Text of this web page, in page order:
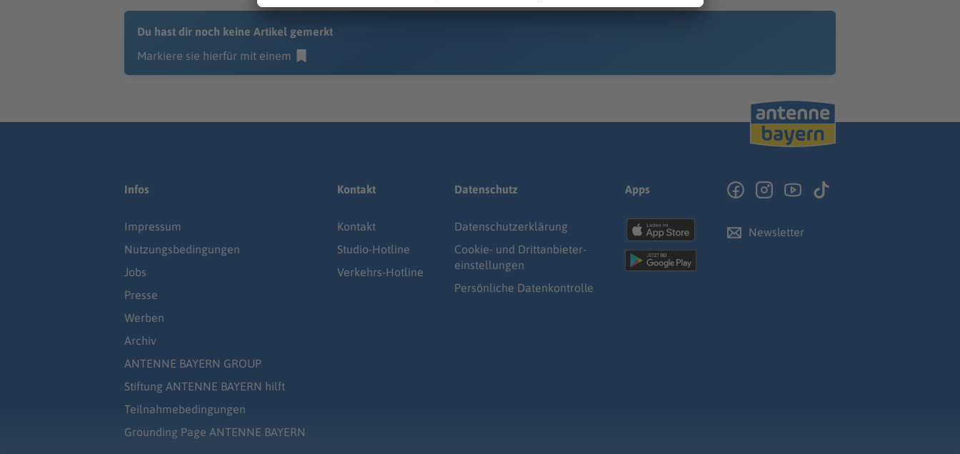
Du hast dir noch keine Artikel gemerkt
Markiere sie hierfür mit einem
Infos
Impressum
Nutzungsbedingungen
Jobs
Presse
Werben
Archiv
ANTENNE BAYERN GROUP
Stiftung ANTENNE BAYERN hilft
Teilnahmebedingungen
Grounding Page ANTENNE BAYERN
Kontakt
Kontakt
Studio-Hotline
Verkehrs-Hotline
Datenschutz
Datenschutz­erklärung
Cookie- und Drittanbieter-
einstellungen
Persönliche Datenkontrolle
Apps
Newsletter